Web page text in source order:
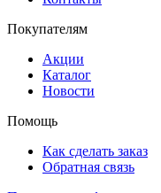
Покупателям
Акции
Каталог
Новости
Помощь
Как сделать заказ
Обратная связь